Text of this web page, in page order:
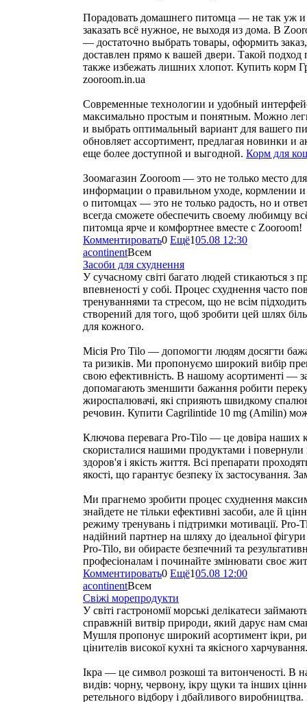
Порадовать домашнего питомца — не так уж и
заказать всё нужное, не выходя из дома. В
— достаточно выбрать товары, оформить
доставлен прямо к вашей двери. Такой подход
также избежать лишних хлопот. Купить корм
zooroom.in.ua
Современные технологии и удобный
максимально простым и понятным. Можно
и выбрать оптимальный вариант для вашего
обновляет ассортимент, предлагая новинки и
еще более доступной и выгодной. Корм для
Зоомагазин Zooroom — это не только место
информации о правильном уходе, кормлении
о питомцах — это не только радость, но и
всегда сможете обеспечить своему любимцу
питомца ярче и комфортнее вместе с Zooroom!
Комментировать0 Ещё105.08 12:30
acontinentВсем
Засоби для схуднення
У сучасному світі багато людей стикаються з
впевненості у собі. Процес схуднення часто
тренуваннями та стресом, що не всім
створений для того, щоб зробити цей шлях
для кожного.
Місія Pro Tilo — допомогти людям досягти
та ризиків. Ми пропонуємо широкий вибір
свою ефективність. В нашому асортименті —
допомагають зменшити бажання робити
жироспалювачі, які сприяють швидкому
речовин. Купити Cagrilintide 10 mg (Amilin)
Ключова перевага Pro-Tilo — це довіра наших
скористалися нашими продуктами і повернули
здоров'я і якість життя. Всі препарати
якості, що гарантує безпеку їх застосування.
Ми прагнемо зробити процес схуднення
знайдете не тільки ефективні засоби, але й
режиму тренувань і підтримки мотивації.
надійний партнер на шляху до ідеальної
Pro-Tilo, ви обираєте безпечний та
професіоналам і починайте змінювати своє
Комментировать0 Ещё105.08 12:00
acontinentВсем
Свіжі морепродукти
У світі гастрономії морські делікатеси
справжній витвір природи, який дарує нам
Мушля пропонує широкий асортимент ікри,
цінителів високої кухні та якісного харчування.
Ікра — це символ розкоші та витонченості. В
видів: чорну, червону, ікру щуки та інших
ретельного відбору і дбайливого